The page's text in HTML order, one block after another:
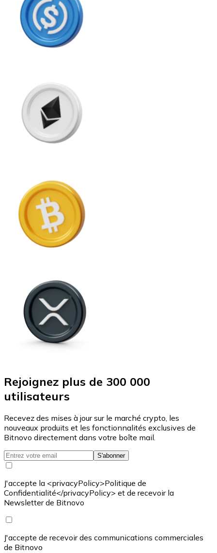
Rejoignez plus de 300 000
utilisateurs
Recevez des mises à jour sur le marché crypto, les
nouveaux produits et les fonctionnalités exclusives de
Bitnovo directement dans votre boîte mail.
S'abonner
J'accepte la <privacyPolicy>Politique de
Confidentialité</privacyPolicy> et de recevoir la
Newsletter de Bitnovo
J'accepte de recevoir des communications commerciales
de Bitnovo